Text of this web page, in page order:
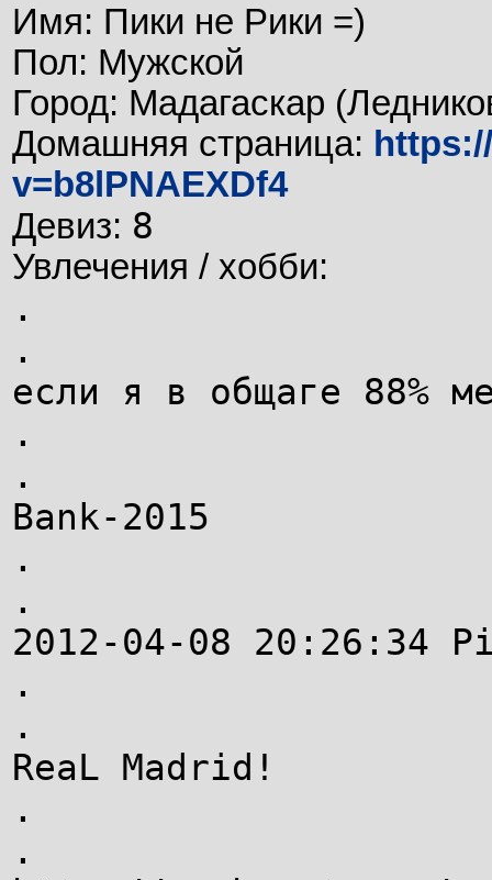
Имя: Пики не Рики =)
Пол: Мужской
Город: Мадагаскар
Домашняя страница:
v=b8lPNAEXDf4
Девиз: 8
Увлечения / хобби:
.
.
если я в общаге 88%
.
.
Bank-2015
.
.
2012-04-08 20:26:34
.
.
ReaL Madrid!
.
.